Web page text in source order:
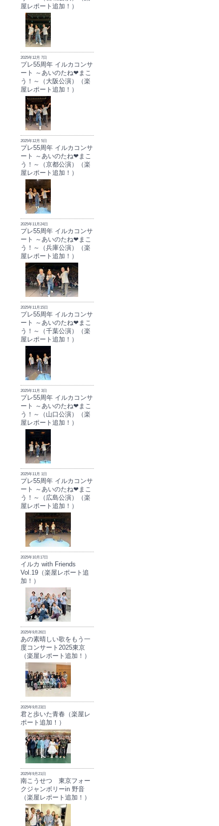
屋レポート追加！）
2025年12月 7日
プレ55周年 イルカコンサ
ート ～あいのたね❤まこ
う！～（大阪公演）（楽
屋レポート追加！）
2025年12月 5日
プレ55周年 イルカコンサ
ート ～あいのたね❤まこ
う！～（京都公演）（楽
屋レポート追加！）
2025年11月24日
プレ55周年 イルカコンサ
ート ～あいのたね❤まこ
う！～（兵庫公演）（楽
屋レポート追加！）
2025年11月15日
プレ55周年 イルカコンサ
ート ～あいのたね❤まこ
う！～（千葉公演）（楽
屋レポート追加！）
2025年11月 3日
プレ55周年 イルカコンサ
ート ～あいのたね❤まこ
う！～（山口公演）（楽
屋レポート追加！）
2025年11月 1日
プレ55周年 イルカコンサ
ート ～あいのたね❤まこ
う！～（広島公演）（楽
屋レポート追加！）
2025年10月17日
イルカ with Friends
Vol.19（楽屋レポート追
加！）
2025年9月26日
あの素晴しい歌をもう一
度コンサート2025東京
（楽屋レポート追加！）
2025年9月23日
君と歩いた青春（楽屋レ
ポート追加！）
2025年9月21日
南こうせつ 東京フォー
クジャンボリーin 野音
（楽屋レポート追加！）